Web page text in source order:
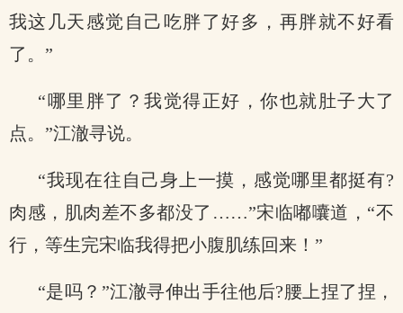
我这几天感觉自己吃胖了好多，再胖就不好看
了。”
“哪里胖了？我觉得正好，你也就肚子大了
点。”江澈寻说。
“我现在往自己身上一摸，感觉哪里都挺有?
肉感，肌肉差不多都没了……”宋临嘟囔道，“不
行，等生完宋临我得把小腹肌练回来！”
“是吗？”江澈寻伸出手往他后?腰上捏了捏，